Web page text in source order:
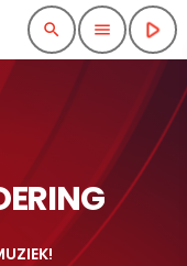
search menu play_arrow